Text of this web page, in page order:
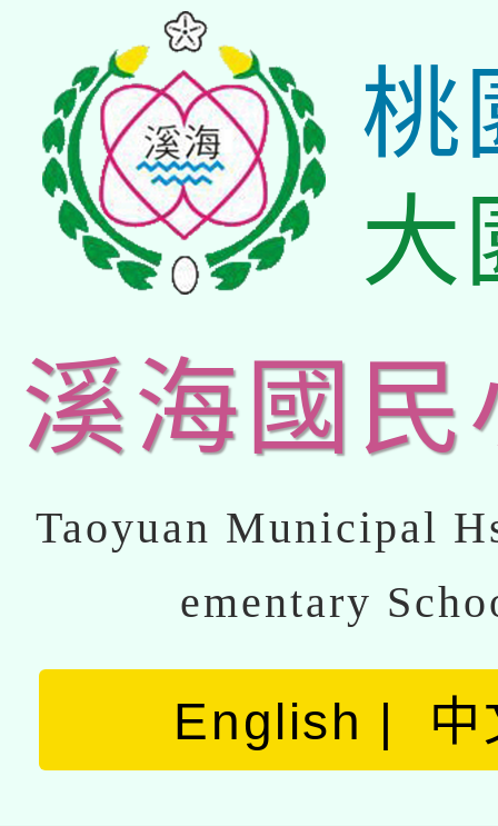
桃
大
溪海國民
Taoyuan Municipal
ementary
English 中